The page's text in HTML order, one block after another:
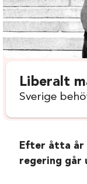
Liberalt
Sverige
Efter åtta år
regering går